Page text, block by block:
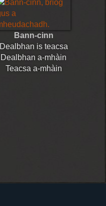
Bann-cinn
Dealbhan is teacsa
Dealbhan a-mhàin
Teacsa a-mhàin